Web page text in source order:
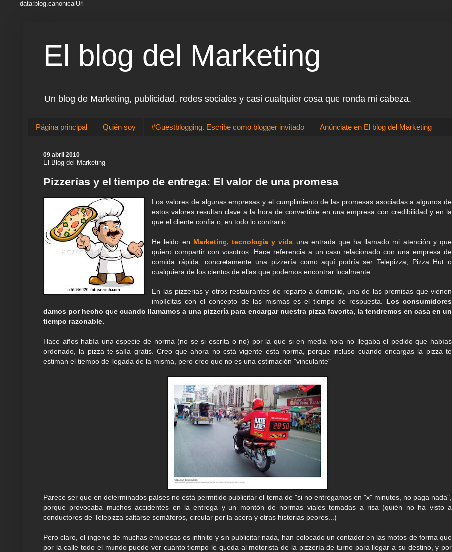
data:blog.canonicalUrl
El blog del Marketing
Un blog de Marketing, publicidad, redes sociales y casi cualquier cosa que ronda mi cabeza.
Página principal Quién soy #Guestblogging. Escribe como blogger invitado Anúnciate en El blog del Marketing
09 abril 2010
El Blog del Marketing
Pizzerías y el tiempo de entrega: El valor de una promesa
Los valores de algunas empresas y el cumplimiento de las promesas asociadas a algunos de
estos valores resultan clave a la hora de convertible en una empresa con credibilidad y en la
que el cliente confia o, en todo lo contrario.
He leido en Marketing, tecnología y vida una entrada que ha llamado mi atención y que
quiero compartir con vosotros. Hace referencia a un caso relacionado con una empresa de
comida rápida, concretamente una pizzería como aquí podría ser Telepizza, Pizza Hut o
cualquiera de los cientos de ellas que podemos encontrar localmente.
En las pizzerias y otros restaurantes de reparto a domicilio, una de las premisas que vienen
implícitas con el concepto de las mismas es el tiempo de respuesta. Los consumidores
damos por hecho que cuando llamamos a una pizzería para encargar nuestra pizza favorita, la tendremos en casa en un
tiempo razonable.
Hace años había una especie de norma (no se si escrita o no) por la que si en media hora no llegaba el pedido que habías
ordenado, la pizza te salía gratis. Creo que ahora no está vigente esta norma, porque incluso cuando encargas la pizza te
estiman el tiempo de llegada de la misma, pero creo que no es una estimación "vinculante"
Parece ser que en determinados países no está permitido publicitar el tema de "si no entregamos en "x" minutos, no paga nada",
porque provocaba muchos accidentes en la entrega y un montón de normas viales tomadas a risa (quién no ha visto a
conductores de Telepizza saltarse semáforos, circular por la acera y otras historias peores...)
Pero claro, el ingenio de muchas empresas es infinito y sin publicitar nada, han colocado un contador en las motos de forma que
por la calle todo el mundo puede ver cuánto tiempo le queda al motorista de la pizzería de turno para llegar a su destino, y por